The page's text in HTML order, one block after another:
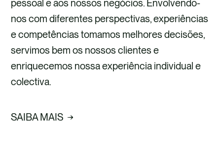
pessoal e aos nossos negócios. Envolvendo-
nos com diferentes perspectivas, experiências
e competências tomamos melhores decisões,
servimos bem os nossos clientes e
enriquecemos nossa experiência individual e
colectiva.
SAIBA MAIS